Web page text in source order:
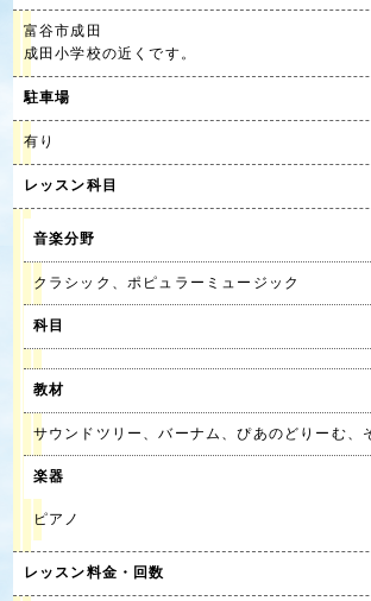
富谷市成田
成田小学校の近くです。
駐車場
有り
レッスン科目
音楽分野
クラシック、ポピュラーミュージック
科目
教材
サウンドツリー、バーナム、ぴあのどりーむ、
楽器
ピアノ
レッスン料金・回数